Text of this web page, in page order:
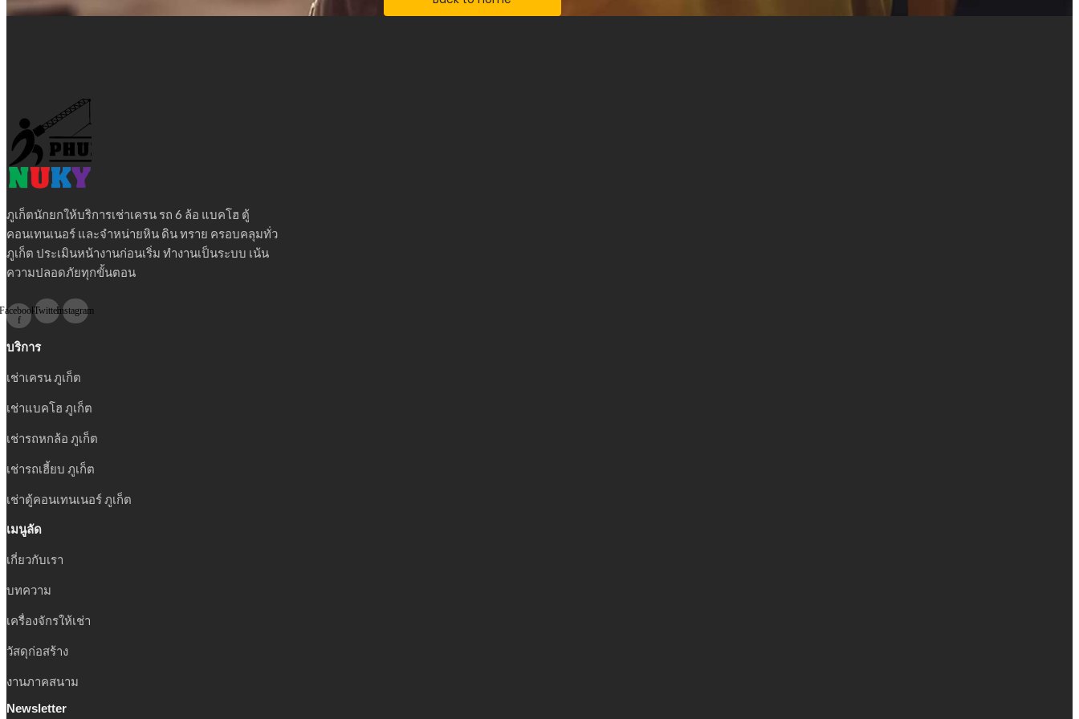
ภูเก็ตนักยกให้บริการเช่าเครน รถ 6 ล้อ แบคโฮ ตู้
คอนเทนเนอร์ และจำหน่ายหิน ดิน ทราย ครอบคลุมทั่ว
ภูเก็ต ประเมินหน้างานก่อนเริ่ม ทำงานเป็นระบบ เน้น
ความปลอดภัยทุกขั้นตอน
f
TwitterInstagram
บริการ
เช่าเครน ภูเก็ต
เช่าแบคโฮ ภูเก็ต
เช่ารถหกล้อ ภูเก็ต
เช่ารถเฮี้ยบ ภูเก็ต
เช่าตู้คอนเทนเนอร์ ภูเก็ต
เมนูลัด
เกี่ยวกับเรา
บทความ
เครื่องจักรให้เช่า
วัสดุก่อสร้าง
งานภาคสนาม
Newsletter